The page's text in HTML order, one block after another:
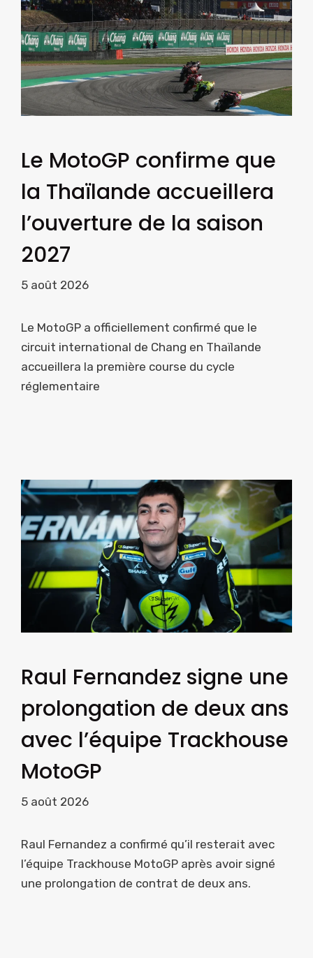
Le MotoGP confirme que
la Thaïlande accueillera
l’ouverture de la saison
2027
5 août 2026
Le MotoGP a officiellement confirmé que le
circuit international de Chang en Thaïlande
accueillera la première course du cycle
réglementaire
Raul Fernandez signe une
prolongation de deux ans
avec l’équipe Trackhouse
MotoGP
5 août 2026
Raul Fernandez a confirmé qu’il resterait avec
l’équipe Trackhouse MotoGP après avoir signé
une prolongation de contrat de deux ans.